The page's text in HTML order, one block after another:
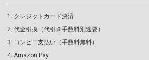
クレジットカード決済
代金引換（代引き手数料別途要）
コンビニ支払い（手数料無料）
Amazon Pay